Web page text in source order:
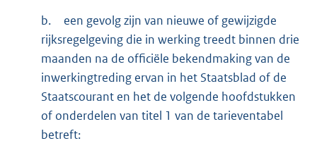
b.
een gevolg zijn van nieuwe of gewijzigde
rijksregelgeving die in werking treedt binnen drie
maanden na de officiële bekendmaking van de
inwerkingtreding ervan in het Staatsblad of de
Staatscourant en het de volgende hoofdstukken
of onderdelen van titel 1 van de tarieventabel
betreft: